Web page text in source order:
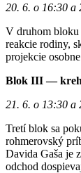
20. 6. o 16:30 a
V druhom bloku
reakcie rodiny,
projekcie
Blok III —
21. 6. o 13:30 a
Tretí blok sa
rohmerovský
Davida Gaša je
odchod